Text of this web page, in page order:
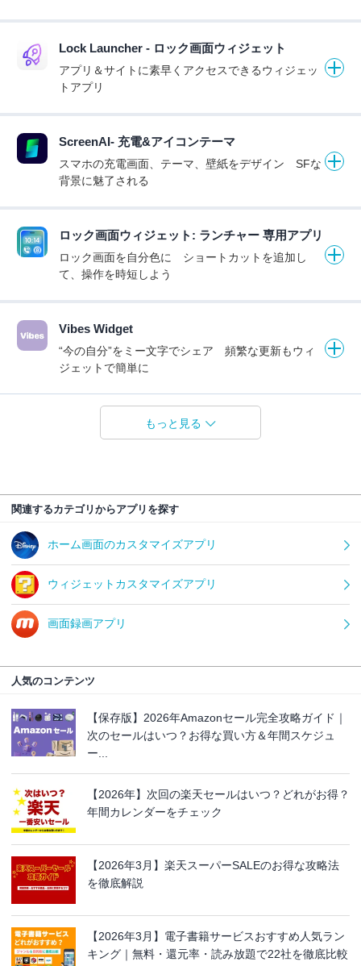
Lock Launcher - ロック画面ウィジェット
アプリ＆サイトに素早くアクセスできるウィジェッ
トアプリ
ScreenAI- 充電&アイコンテーマ
スマホの充電画面、テーマ、壁紙をデザイン SFな
背景に魅了される
ロック画面ウィジェット: ランチャー 専用アプリ
ロック画面を自分色に ショートカットを追加し
て、操作を時短しよう
Vibes Widget
“今の自分”をミー文字でシェア 頻繁な更新もウィ
ジェットで簡単に
もっと見る
関連するカテゴリからアプリを探す
ホーム画面のカスタマイズアプリ
ウィジェットカスタマイズアプリ
画面録画アプリ
人気のコンテンツ
【保存版】2026年Amazonセール完全攻略ガイド｜
次のセールはいつ？お得な買い方＆年間スケジュ
ー...
【2026年】次回の楽天セールはいつ？どれがお得？
年間カレンダーをチェック
【2026年3月】楽天スーパーSALEのお得な攻略法
を徹底解説
【2026年3月】電子書籍サービスおすすめ人気ラン
キング｜無料・還元率・読み放題で22社を徹底比較